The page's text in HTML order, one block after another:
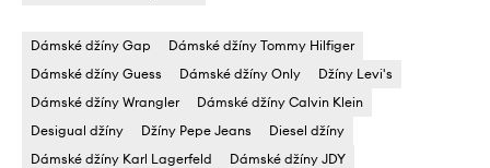
Dámské džíny Gap
Dámské džíny Tommy Hilfiger
Dámské džíny Guess
Dámské džíny Only
Džíny Levi's
Dámské džíny Wrangler
Dámské džíny Calvin Klein
Desigual džíny
Džíny Pepe Jeans
Diesel džíny
Dámské džíny Karl Lagerfeld
Dámské džíny JDY